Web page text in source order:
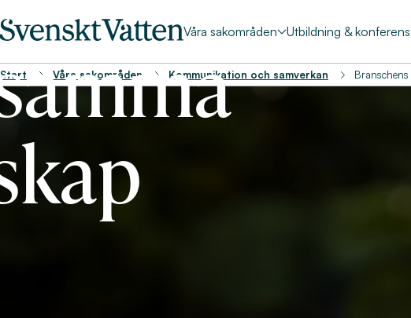
Våra sakområden Utbildning & konferens
Start Våra sakområden Kommunikation och samverkan